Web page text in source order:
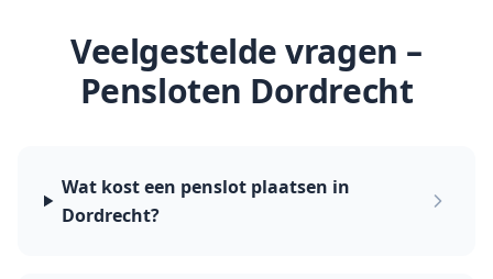
Veelgestelde vragen –
Pensloten Dordrecht
Wat kost een penslot plaatsen in
Dordrecht?